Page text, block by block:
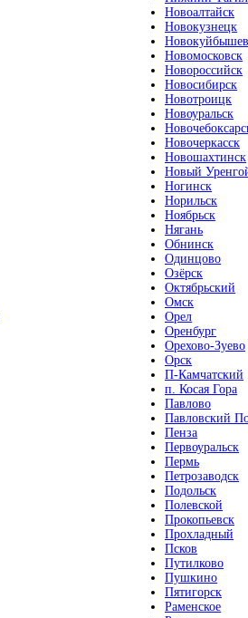
Новоалтайск
Новокузнецк
Новомосковск
Новороссийск
Новосибирск
Новотроицк
Новоуральск
Новочеркасск
Новошахтинск
Новый
Ногинск
Норильск
Ноябрьск
Нягань
Обнинск
Одинцово
Озёрск
Октябрьский
Омск
Орел
Оренбург
Орехово-Зуево
Орск
П-Камчатский
п. Косая Гора
Павлово
Павловский
Пенза
Первоуральск
Пермь
Петрозаводск
Подольск
Полевской
Прокопьевск
Прохладный
Псков
Путилково
Пушкино
Пятигорск
Раменское